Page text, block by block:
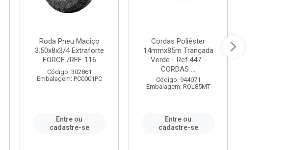
Roda Pneu Maciço
3.50x8x3/4 Extraforte
FORCE /REF. 116
Código: 302861
Embalagem: PC0001PC
Entre ou
cadastre-se
Cordas Poliéster
14mmx85m Trançada
Verde - Ref.447 -
CORDAS ...
Código: 944071
Embalagem: ROL85MT
Entre ou
cadastre-se